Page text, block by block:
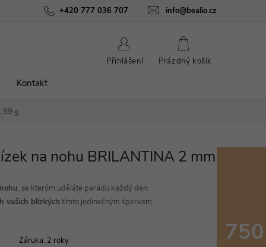
+420 777 036 707 info@bealio.cz
Podmínky ochrany osobních údajů O nás Péče o šperky
Přihlášení
NÁKUPNÍ
Prázdný košík
Kontakt
g
na nohu BRILANTINA 2 mm
nohu, se kterým uděláte parádu každý den.
vašich blízkých tímto jedinečným šperkem.
Záruka: 2 roky